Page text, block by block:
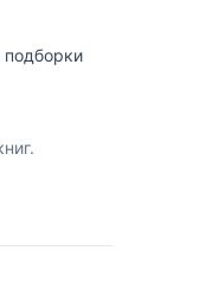
подборки